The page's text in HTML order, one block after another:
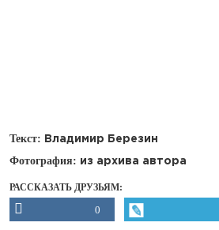
Текст: Владимир Березин
Фотография: из архива автора
РАССКАЗАТЬ ДРУЗЬЯМ:
0